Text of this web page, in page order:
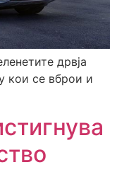
дрвја
кои се вброи и